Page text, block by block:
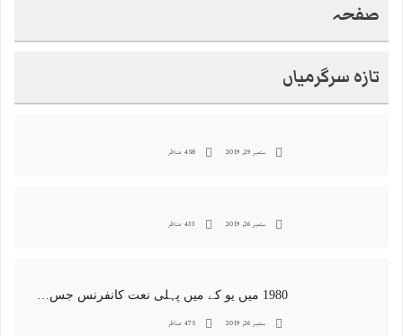
صفحہ
تازہ سرگرمیاں
ستمبر 29, 2019 458 مناظر
ستمبر 26, 2019 433 مناظر
ستمبر 26, 2019 475 مناظر